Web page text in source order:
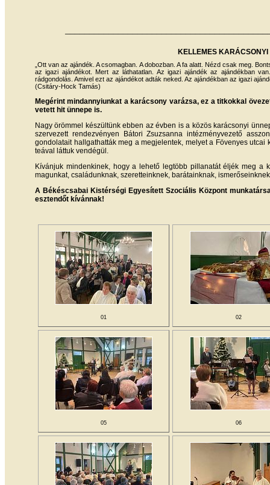
KELLEMES
„Ott van az ajándék. A csomagban. A dobozban. A fa alatt. Nézd csak meg.
az igazi ajándékot. Mert az láthatatlan. Az igazi ajándék az ajándékban
rádgondolás. Amivel ezt az ajándékot adták neked. Az ajándékban az igazi
(Csitáry-Hock Tamás)
Megérint mindannyiunkat a karácsony varázsa, ez a titkokkal
vetett hit ünnepe is.
Nagy örömmel készültünk ebben az évben is a közös karácsonyi
szervezett rendezvényen Bátori Zsuzsanna intézményvezető
gondolatait hallgathatták meg a megjelentek, melyet a Fövenyes
teával láttuk vendégül.
Kívánjuk mindenkinek, hogy a lehető legtöbb pillanatát éljék meg a
magunkat, családunknak, szeretteinknek, barátainknak,
A Békéscsabai Kistérségi Egyesített Szociális Központ
esztendőt kívánnak!
01 02
05 06